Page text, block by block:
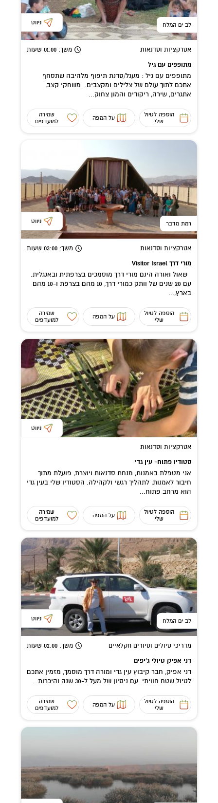
לב ים המלח ניווט
אטרקציות וסדנאות משך: 01:00 שעות
מתופפים עם גיל
מתופפים עם גיל : מעגל/סדנת תיפוף מלהיבה שתסחף
אתכם לתוך עולם של צלילים ומקצבים. משחקי קצב,
אתגרים, שירה, ריקודים והמון צחוק...
הוספה לטיול
שלי
על המפה
שמירה
למועדפים
רמת מדבר ניווט
אטרקציות וסדנאות משך: 03:00 שעות
מורי דרך Visitor Israel
שאול ואורה הינם מורי דרך מוסמכים בצרפתית ובאנגלית.
עם 20 שנים של וותק כמורי דרך, 10 מהם בצרפת ו-10 מהם
בארץ,...
הוספה לטיול
שלי
על המפה
שמירה
למועדפים
ניווט
אטרקציות וסדנאות
סטודיו פתוח- עין גדי
אני מטפלת באמנות, מנחת סדנאות ויוצרת, פועלת מתוך
חיבור לאמנות, לתהליך רגשי ולקהילה. הסטודיו שלי בעין גדי
הוא מרחב פתוח...
הוספה לטיול
שלי
על המפה
שמירה
למועדפים
לב ים המלח ניווט
מדריכי טיולים וסיורים חקלאיים משך: 02:00 שעות
דני אפיק טיולי ג'יפים
דני אפיק, חבר קיבוץ עין גדי ומורה דרך מוסמך, מזמין אתכם
לטיול שטח חוויתי. עם ניסיון של מעל ל-30 שנה והיכרות...
הוספה לטיול
שלי
על המפה
שמירה
למועדפים